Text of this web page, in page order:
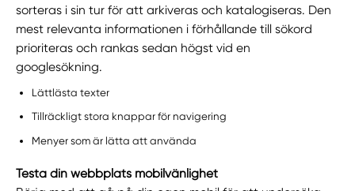
sorteras i sin tur för att arkiveras och katalogiseras. Den
mest relevanta informationen i förhållande till sökord
prioriteras och rankas sedan högst vid en
googlesökning.
Lättlästa texter
Tillräckligt stora knappar för navigering
Menyer som är lätta att använda
Testa din webbplats mobilvänlighet